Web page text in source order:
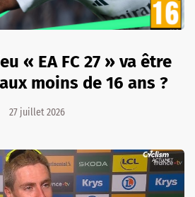
« EA FC 27 » va être
moins de 16 ans ?
27 juillet 2026